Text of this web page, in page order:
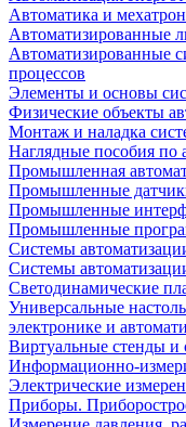
Автоматика и
Автоматизированные
Автоматизированные
процессов
Элементы и основы
Физические объекты
Монтаж и наладка
Наглядные пособия по
Промышленная
Промышленные
Промышленные
Промышленные
Системы
Системы
Светодинамические
Универсальные
электронике и
Виртуальные стенды и
Информационно-
Электрические
Приборы.